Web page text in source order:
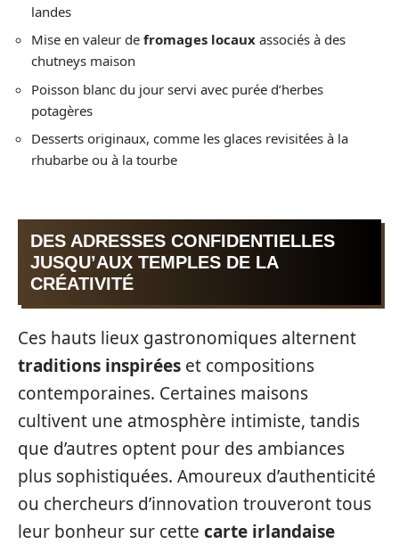
landes
Mise en valeur de fromages locaux associés à des
chutneys maison
Poisson blanc du jour servi avec purée d’herbes
potagères
Desserts originaux, comme les glaces revisitées à la
rhubarbe ou à la tourbe
DES ADRESSES CONFIDENTIELLES
JUSQU’AUX TEMPLES DE LA
CRÉATIVITÉ
Ces hauts lieux gastronomiques alternent
traditions inspirées et compositions
contemporaines. Certaines maisons
cultivent une atmosphère intimiste, tandis
que d’autres optent pour des ambiances
plus sophistiquées. Amoureux d’authenticité
ou chercheurs d’innovation trouveront tous
leur bonheur sur cette carte irlandaise